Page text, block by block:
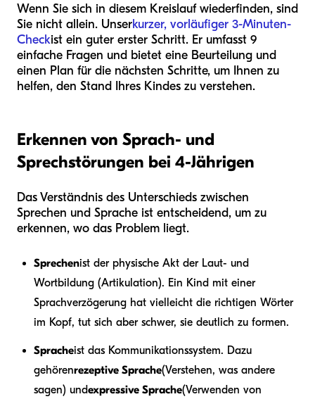
Wenn Sie sich in diesem Kreislauf wiederfinden, sind
Sie nicht allein. Unserkurzer, vorläufiger 3-Minuten-
Checkist ein guter erster Schritt. Er umfasst 9
einfache Fragen und bietet eine Beurteilung und
einen Plan für die nächsten Schritte, um Ihnen zu
helfen, den Stand Ihres Kindes zu verstehen.
Erkennen von Sprach- und
Sprechstörungen bei 4-Jährigen
Das Verständnis des Unterschieds zwischen
Sprechen und Sprache ist entscheidend, um zu
erkennen, wo das Problem liegt.
Sprechenist der physische Akt der Laut- und
Wortbildung (Artikulation). Ein Kind mit einer
Sprachverzögerung hat vielleicht die richtigen Wörter
im Kopf, tut sich aber schwer, sie deutlich zu formen.
Spracheist das Kommunikationssystem. Dazu
gehörenrezeptive Sprache(Verstehen, was andere
sagen) undexpressive Sprache(Verwenden von